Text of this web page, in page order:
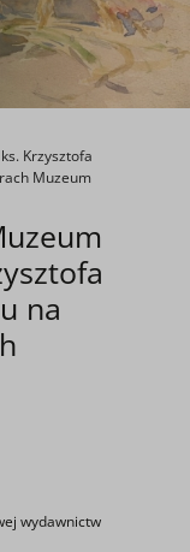
Krzysztofa
Muzeum
na
wydawnictw